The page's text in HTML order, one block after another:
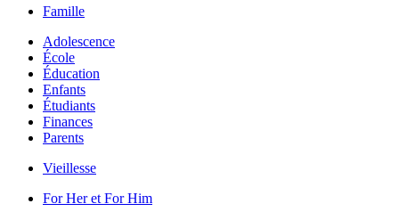
Famille
Adolescence
École
Éducation
Enfants
Étudiants
Finances
Parents
Vieillesse
For Her et For Him